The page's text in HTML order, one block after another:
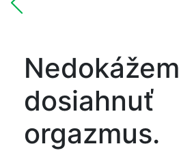
Nedokážem
dosiahnuť
orgazmus.